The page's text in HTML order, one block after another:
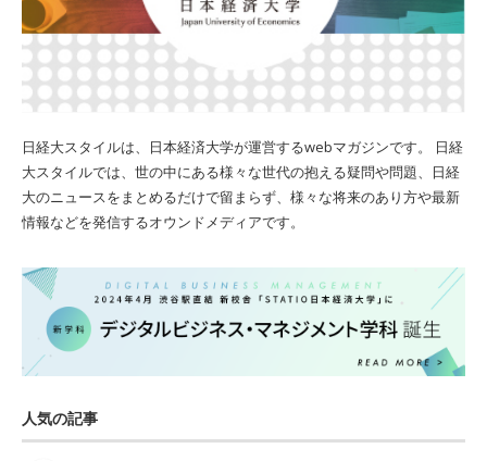
日経大スタイルは、日本経済大学が運営するwebマガジンです。 日経
大スタイルでは、世の中にある様々な世代の抱える疑問や問題、日経
大のニュースをまとめるだけで留まらず、様々な将来のあり方や最新
情報などを発信するオウンドメディアです。
人気の記事